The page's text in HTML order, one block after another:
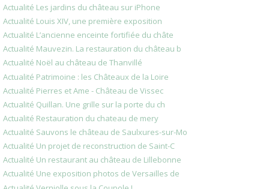
Actualité Les jardins du château sur iPhone
Actualité Louis XIV, une première exposition
Actualité L’ancienne enceinte fortifiée du châte
Actualité Mauvezin. La restauration du château b
Actualité Noël au château de Thanvillé
Actualité Patrimoine : les Châteaux de la Loire
Actualité Pierres et Ame - Château de Vissec
Actualité Quillan. Une grille sur la porte du ch
Actualité Restauration du chateau de mery
Actualité Sauvons le château de Saulxures-sur-Mo
Actualité Un projet de reconstruction de Saint-C
Actualité Un restaurant au château de Lillebonne
Actualité Une exposition photos de Versailles de